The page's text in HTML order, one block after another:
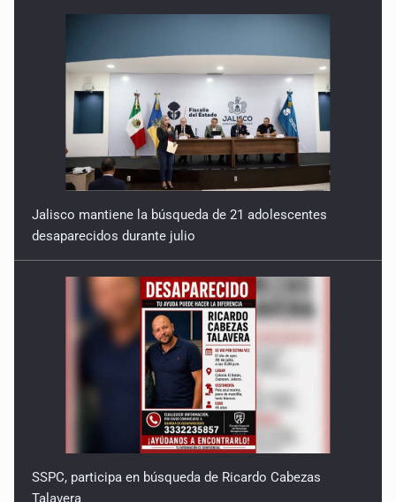
Jalisco mantiene la búsqueda de 21 adolescentes
desaparecidos durante julio
SSPC, participa en búsqueda de Ricardo Cabezas
Talavera